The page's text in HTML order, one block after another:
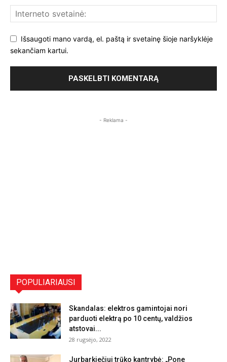
Išsaugoti mano vardą, el. paštą ir svetainę šioje naršyklėje
sekančiam kartui.
- Reklama -
POPULIARIAUSI
Skandalas: elektros gamintojai nori
parduoti elektrą po 10 centų, valdžios
atstovai...
28 rugsėjo, 2022
Jurbarkiečiui trūko kantrybė: „Pone